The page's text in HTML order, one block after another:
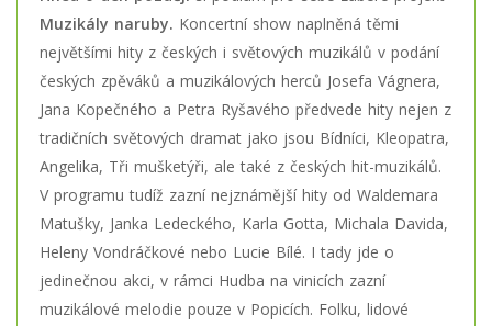
Muzikály naruby. Koncertní show naplněná těmi
největšími hity z českých i světových muzikálů v podání
českých zpěváků a muzikálových herců Josefa Vágnera,
Jana Kopečného a Petra Ryšavého předvede hity nejen z
tradičních světových dramat jako jsou Bídníci, Kleopatra,
Angelika, Tři mušketýři, ale také z českých hit-muzikálů.
V programu tudíž zazní nejznámější hity od Waldemara
Matušky, Janka Ledeckého, Karla Gotta, Michala Davida,
Heleny Vondráčkové nebo Lucie Bílé. I tady jde o
jedinečnou akci, v rámci Hudba na vinicích zazní
muzikálové melodie pouze v Popicích. Folku, lidové